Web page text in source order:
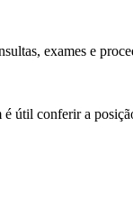
exames e
útil conferir a